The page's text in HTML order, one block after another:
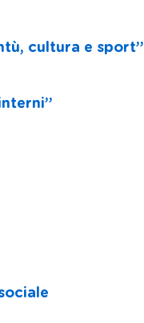
cultura e sport”